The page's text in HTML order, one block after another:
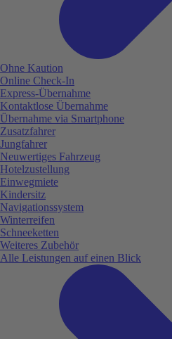
Ohne Kaution
Online Check-In
Express-Übernahme
Kontaktlose Übernahme
Übernahme via Smartphone
Zusatzfahrer
Jungfahrer
Neuwertiges Fahrzeug
Hotelzustellung
Einwegmiete
Kindersitz
Navigationssystem
Winterreifen
Schneeketten
Weiteres Zubehör
Alle Leistungen auf einen Blick